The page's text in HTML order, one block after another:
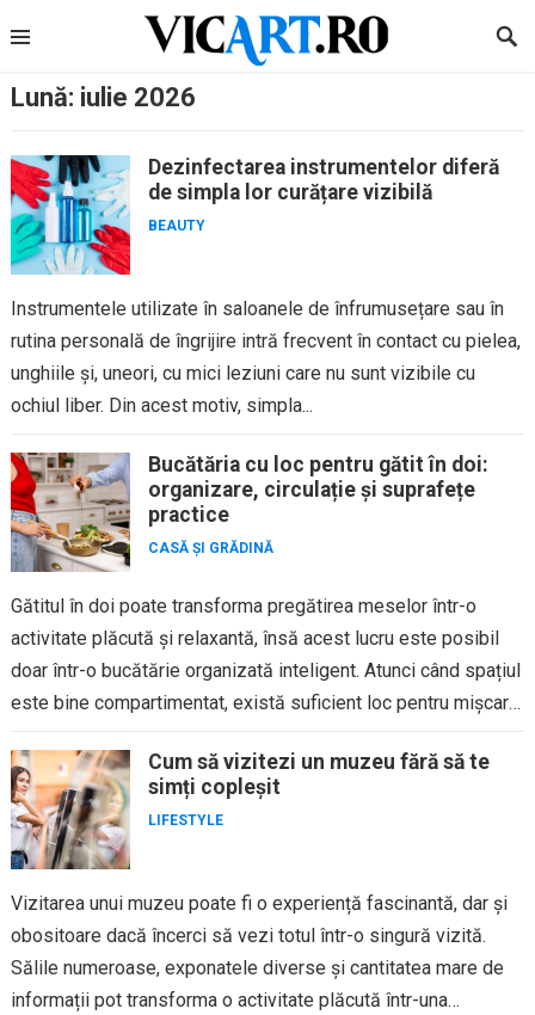
to
Lună: iulie 2026
Dezinfectarea instrumentelor diferă
de simpla lor curățare vizibilă
BEAUTY
Instrumentele utilizate în saloanele de înfrumusețare sau în
rutina personală de îngrijire intră frecvent în contact cu pielea,
unghiile și, uneori, cu mici leziuni care nu sunt vizibile cu
ochiul liber. Din acest motiv, simpla...
Bucătăria cu loc pentru gătit în doi:
organizare, circulație și suprafețe
practice
CASĂ ȘI GRĂDINĂ
Gătitul în doi poate transforma pregătirea meselor într-o
activitate plăcută și relaxantă, însă acest lucru este posibil
doar într-o bucătărie organizată inteligent. Atunci când spațiul
este bine compartimentat, există suficient loc pentru mișcare,
Cum să vizitezi un muzeu fără să te
simți copleșit
LIFESTYLE
Vizitarea unui muzeu poate fi o experiență fascinantă, dar și
obositoare dacă încerci să vezi totul într-o singură vizită.
Sălile numeroase, exponatele diverse și cantitatea mare de
informații pot transforma o activitate plăcută într-una